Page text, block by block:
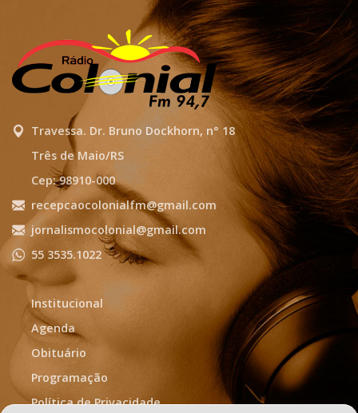
Travessa. Dr. Bruno Dockhorn, n° 18
Três de Maio/RS
Cep: 98910-000
recepcaocolonialfm@gmail.com
jornalismocolonial@gmail.com
55 3535.1022
Institucional
Agenda
Obituário
Programação
Política de Privacidade